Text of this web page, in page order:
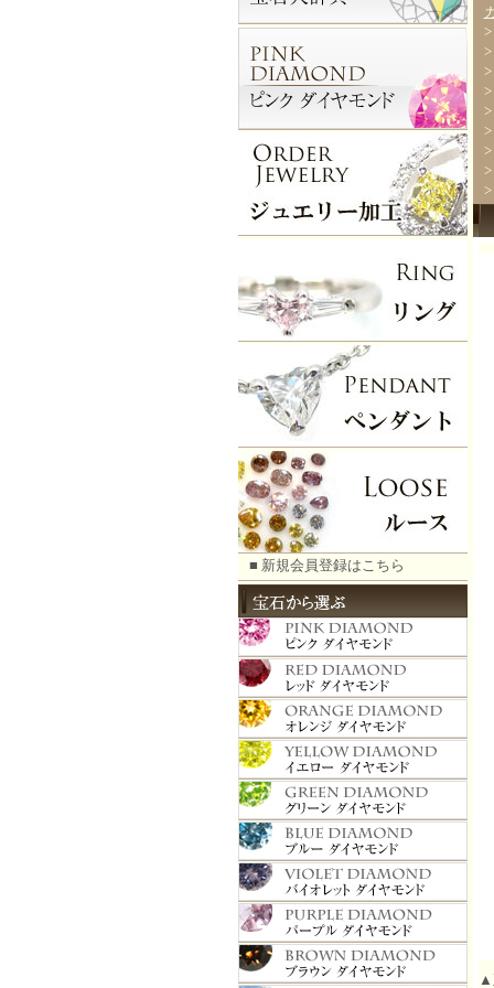
■ 新規会員登録はこちら
>
>
>
>
>
>
>
>
>
▲